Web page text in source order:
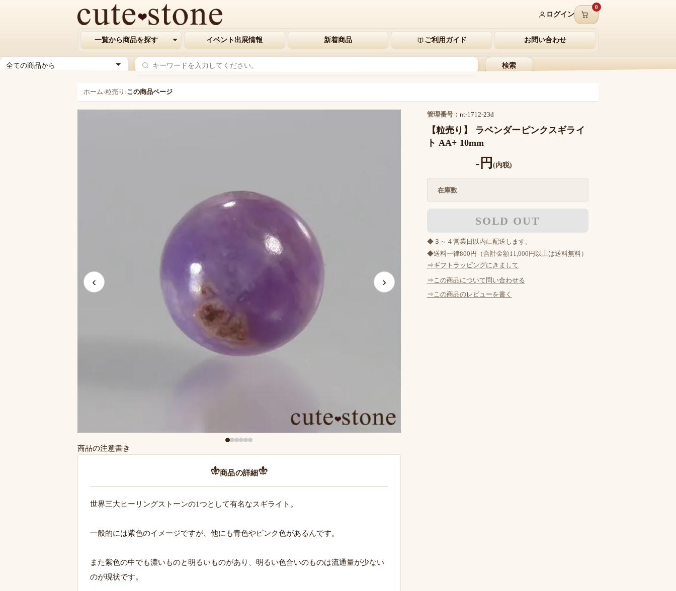
ログイン
0
一覧から商品を探す イベント出展情報 新着商品 ご利用ガイド お問い合わせ
ジ
検索
ホーム›粒売り ›この商品ページ
‹ ›
商品の注意書き
商品の詳細
世界三大ヒーリングストーンの1つとして有名なスギライト。
一般的には紫色のイメージですが、他にも青色やピンク色があるんです。
また紫色の中でも濃いものと明るいものがあり、明るい色合いのものは流通量が少ない
のが現状です。
管理番号： nt-1712-23d
【粒売り】 ラベンダーピンクスギライ
ト AA+ 10mm
-円 (内税)
在庫数
SOLD OUT
◆３～４営業日以内に配送します。
◆送料一律800円（合計金額11,000円以上は送料無料）
⇒ギフトラッピングにきまして
⇒この商品について問い合わせる
⇒この商品のレビューを書く